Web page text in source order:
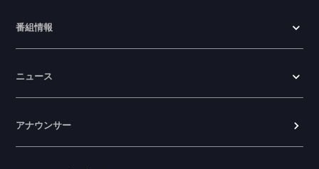
番組情報
ニュース
アナウンサー